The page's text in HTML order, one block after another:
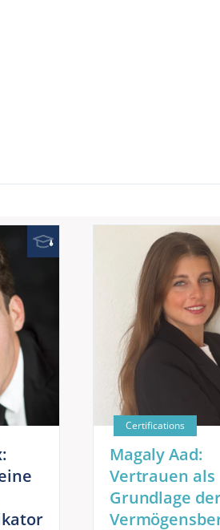
Magaly Aad:
Vertrauen als
Grundlage